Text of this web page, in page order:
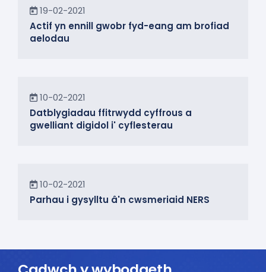
Newyddion
19-02-2021
Actif yn ennill gwobr fyd-eang am brofiad
aelodau
Newyddion
10-02-2021
Datblygiadau ffitrwydd cyffrous a
gwelliant digidol i' cyflesterau
Yn y Cymuned
10-02-2021
Parhau i gysylltu â'n cwsmeriaid NERS